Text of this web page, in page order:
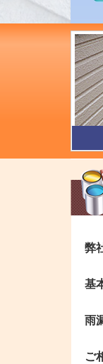
弊
基
雨
ご